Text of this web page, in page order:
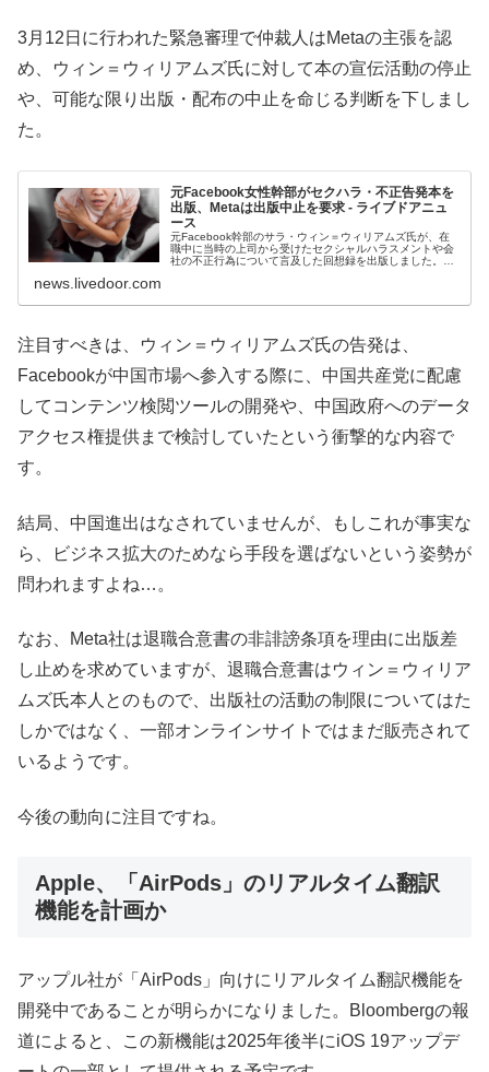
3月12日に行われた緊急審理で仲裁人はMetaの主張を認
め、ウィン＝ウィリアムズ氏に対して本の宣伝活動の停止
や、可能な限り出版・配布の中止を命じる判断を下しまし
た。
元Facebook女性幹部がセクハラ・不正告発本を
出版、Metaは出版中止を要求 - ライブドアニュ
ース
元Facebook幹部のサラ・ウィン＝ウィリアムズ氏が、在
職中に当時の上司から受けたセクシャルハラスメントや会
社の不正行為について言及した回想録を出版しました。し
news.livedoor.com
注目すべきは、ウィン＝ウィリアムズ氏の告発は、
Facebookが中国市場へ参入する際に、中国共産党に配慮
してコンテンツ検閲ツールの開発や、中国政府へのデータ
アクセス権提供まで検討していたという衝撃的な内容で
す。
結局、中国進出はなされていませんが、もしこれが事実な
ら、ビジネス拡大のためなら手段を選ばないという姿勢が
問われますよね…。
なお、Meta社は退職合意書の非誹謗条項を理由に出版差
し止めを求めていますが、退職合意書はウィン＝ウィリア
ムズ氏本人とのもので、出版社の活動の制限についてはた
しかではなく、一部オンラインサイトではまだ販売されて
いるようです。
今後の動向に注目ですね。
Apple、「AirPods」のリアルタイム翻訳
機能を計画か
アップル社が「AirPods」向けにリアルタイム翻訳機能を
開発中であることが明らかになりました。Bloombergの報
道によると、この新機能は2025年後半にiOS 19アップデ